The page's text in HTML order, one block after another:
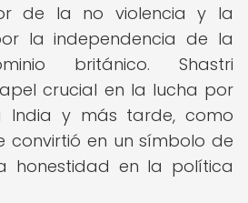
de la no violencia y la
la independencia de la
británico. Shastri
crucial en la lucha por
y más tarde, como
convirtió en un símbolo de
honestidad en la política